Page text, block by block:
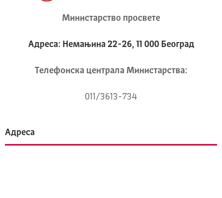
Министарство просвете
Адреса: Немањина 22-26, 11 000 Београд
Телeфонска централа Mинистарства:
011/3613-734
Адреса